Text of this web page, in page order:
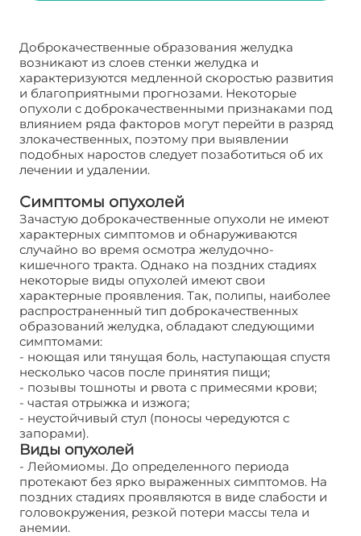
Доброкачественные образования желудка
возникают из слоев стенки желудка и
характеризуются медленной скоростью развития
и благоприятными прогнозами. Некоторые
опухоли с доброкачественными признаками под
влиянием ряда факторов могут перейти в разряд
злокачественных, поэтому при выявлении
подобных наростов следует позаботиться об их
лечении и удалении.
Симптомы опухолей
Зачастую доброкачественные опухоли не имеют
характерных симптомов и обнаруживаются
случайно во время осмотра желудочно-
кишечного тракта. Однако на поздних стадиях
некоторые виды опухолей имеют свои
характерные проявления. Так, полипы, наиболее
распространенный тип доброкачественных
образований желудка, обладают следующими
симптомами:
- ноющая или тянущая боль, наступающая спустя
несколько часов после принятия пищи;
- позывы тошноты и рвота с примесями крови;
- частая отрыжка и изжога;
- неустойчивый стул (поносы чередуются с
запорами).
Виды опухолей
- Лейомиомы. До определенного периода
протекают без ярко выраженных симптомов. На
поздних стадиях проявляются в виде слабости и
головокружения, резкой потери массы тела и
анемии.